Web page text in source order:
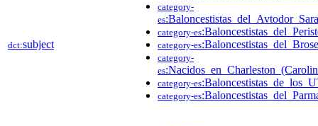
dct:subject
category-
es
category-es
category-es
category-
es
category-es
category-es